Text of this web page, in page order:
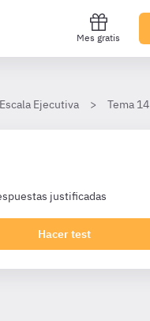
Mes gratis
Ejecutiva Tema 14
justificadas
Hacer test